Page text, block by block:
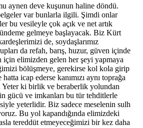
aynen deve kuşunun haline döndü.
var bunlarla ilgili. Şimdi onlar
bu vesileyle çok açık ve net artık
gelmeye başlayacak. Biz Kürt
de, soydaşlarımız
da refah, barış, huzur, güven içinde
elimizden gelen her şeyi yapmaya
bölüşmeye, gerekirse kol kola girip
icap ederse kanımızı aynı toprağa
Yeter ki birlik ve beraberlik yolundan
gücü ve imkanları bu tür tehditlerle
yeterlidir. Biz sadece meselenin sulh
Bu yol kapandığında elimizdeki
tereddüt etmeyeceğimizi bir kez daha